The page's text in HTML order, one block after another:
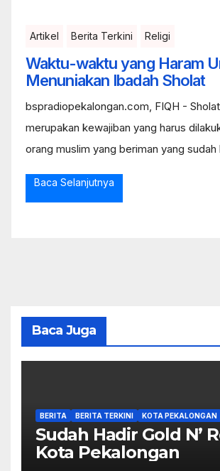
Artikel Berita Terkini Religi
Waktu-waktu yang Haram
Menuniakan Ibadah Sholat
bspradiopekalongan.com, FIQH -
merupakan kewajiban yang harus
orang muslim yang beriman yang sudah
Baca Selanjutnya
Baca Juga
BERITA BERITA TERKINI KOTA PEKALONGAN
Sudah Hadir Gold N’
Kota Pekalongan